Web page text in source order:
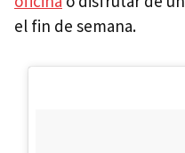
el fin de semana.